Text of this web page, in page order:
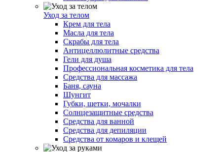
Уход за телом
Крем для тела
Масла для тела
Скрабы для тела
Антицеллюлитные средства
Гели для душа
Профессиональная косметика для тела
Средства для массажа
Баня, сауна
Шунгит
Губки, щетки, мочалки
Солнцезащитные средства
Средства для ванной
Средства для депиляции
Средства от комаров и клещей